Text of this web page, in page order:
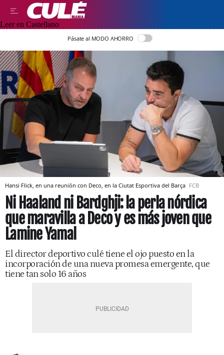
Leer en Castellano
Pásate al MODO AHORRO
Hansi Flick, en una reunión con Deco, en la Ciutat Esportiva del Barça FCB
Ni Haaland ni Bardghji: la perla nórdica
que maravilla a Deco y es más joven que
Lamine Yamal
El director deportivo culé tiene el ojo puesto en la
incorporación de una nueva promesa emergente, que
tiene tan solo 16 años